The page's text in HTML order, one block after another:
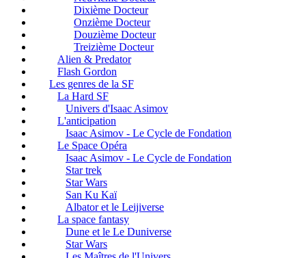
Dixième Docteur
Onzième Docteur
Douzième Docteur
Treizième Docteur
Alien & Predator
Flash Gordon
Les genres de la SF
La Hard SF
Univers d'Isaac Asimov
L'anticipation
Isaac Asimov - Le Cycle de Fondation
Le Space Opéra
Isaac Asimov - Le Cycle de Fondation
Star trek
Star Wars
San Ku Kaï
Albator et le Leijiverse
La space fantasy
Dune et le Le Duniverse
Star Wars